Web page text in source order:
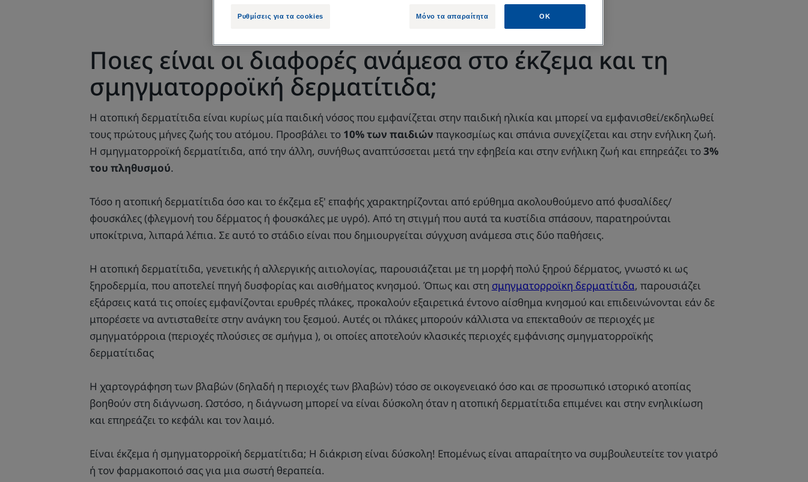
Ποιες είναι οι διαφορές ανάμεσα στο έκζεμα και τη
σμηγματορροϊκή δερματίτιδα;
Η ατοπική δερματίτιδα είναι κυρίως μία παιδική νόσος που εμφανίζεται στην παιδική ηλικία και μπορεί να εμφανισθεί/εκδηλωθεί
τους πρώτους μήνες ζωής του ατόμου. Προσβάλει το 10% των παιδιών παγκοσμίως και σπάνια συνεχίζεται και στην ενήλικη ζωή.
Η σμηγματορροϊκή δερματίτιδα, από την άλλη, συνήθως αναπτύσσεται μετά την εφηβεία και στην ενήλικη ζωή και επηρεάζει το3%
του πληθυσμού.
Τόσο η ατοπική δερματίτιδα όσο και το έκζεμα εξ' επαφής χαρακτηρίζονται από ερύθημα ακολουθούμενο από φυσαλίδες/
φουσκάλες (φλεγμονή του δέρματος ή φουσκάλες με υγρό). Από τη στιγμή που αυτά τα κυστίδια σπάσουν, παρατηρούνται
υποκίτρινα, λιπαρά λέπια. Σε αυτό το στάδιο είναι που δημιουργείται σύγχυση ανάμεσα στις δύο παθήσεις.
Η ατοπική δερματίτιδα, γενετικής ή αλλεργικής αιτιολογίας, παρουσιάζεται με τη μορφή πολύ ξηρού δέρματος, γνωστό κι ως
ξηροδερμία, που αποτελεί πηγή δυσφορίας και αισθήματος κνησμού. Όπως και στη σμηγματορροϊκη δερματίτιδα, παρουσιάζει
εξάρσεις κατά τις οποίες εμφανίζονται ερυθρές πλάκες, προκαλούν εξαιρετικά έντονο αίσθημα κνησμού και επιδεινώνονται εάν δε
μπορέσετε να αντισταθείτε στην ανάγκη του ξεσμού. Αυτές οι πλάκες μπορούν κάλλιστα να επεκταθούν σε περιοχές με
σμηγματόρροια (περιοχές πλούσιες σε σμήγμα ), οι οποίες αποτελούν κλασικές περιοχές εμφάνισης σμηγματορροϊκής
δερματίτιδας
Η χαρτογράφηση των βλαβών (δηλαδή η περιοχές των βλαβών) τόσο σε οικογενειακό όσο και σε προσωπικό ιστορικό ατοπίας
βοηθούν στη διάγνωση. Ωστόσο, η διάγνωση μπορεί να είναι δύσκολη όταν η ατοπική δερματίτιδα επιμένει και στην ενηλικίωση
και επηρεάζει το κεφάλι και τον λαιμό.
Είναι έκζεμα ή σμηγματορροϊκή δερματίτιδα; Η διάκριση είναι δύσκολη! Επομένως είναι απαραίτητο να συμβουλευτείτε τον γιατρό
ή τον φαρμακοποιό σας για μια σωστή θεραπεία.
Ρυθμίσεις για τα cookies Μόνο τα απαραίτητα OK